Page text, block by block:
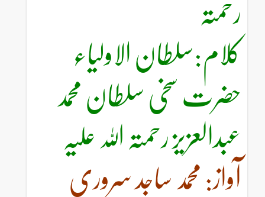
رحمتہ
کلام:سلطان الاولیاء
حضرت سخی سلطان محمد
عبدالعزیز رحمتہ اللہ علیہ
آواز: محمد ساجد سروری